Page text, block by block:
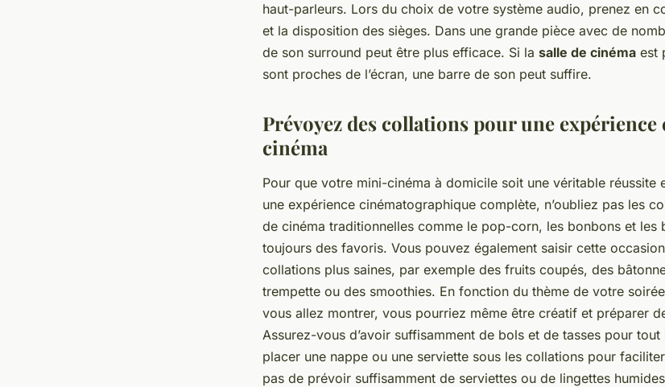
haut-parleurs. Lors du choix de votre système audio, prenez en
et la disposition des sièges. Dans une grande pièce avec de
de son surround peut être plus efficace. Si la salle de cinéma est
sont proches de l’écran, une barre de son peut suffire.
Prévoyez des collations pour une expérience
cinéma
Pour que votre mini-cinéma à domicile soit une véritable réussite
une expérience cinématographique complète, n’oubliez pas les
de cinéma traditionnelles comme le pop-corn, les bonbons et les
toujours des favoris. Vous pouvez également saisir cette
collations plus saines, par exemple des fruits coupés, des
trempette ou des smoothies. En fonction du thème de votre
vous allez montrer, vous pourriez même être créatif et préparer
Assurez-vous d’avoir suffisamment de bols et de tasses pour
placer une nappe ou une serviette sous les collations pour
pas de prévoir suffisamment de serviettes ou de lingettes